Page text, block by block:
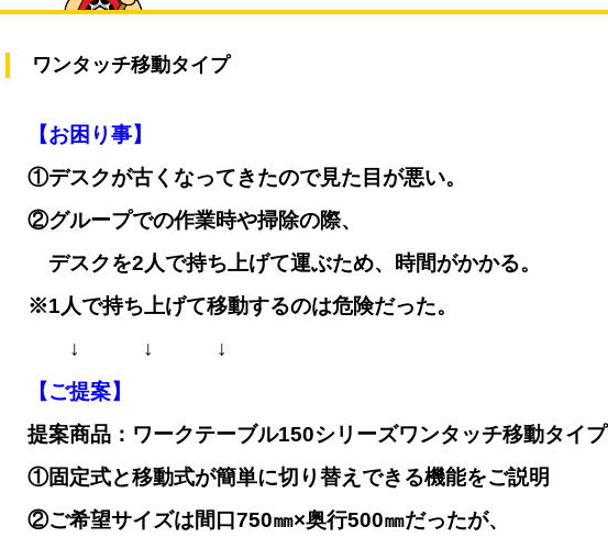
ワンタッチ移動タイプ
【お困り事】
①デスクが古くなってきたので見た目が悪い。
②グループでの作業時や掃除の際、
デスクを2人で持ち上げて運ぶため、時間がかかる。
※1人で持ち上げて移動するのは危険だった。
↓ ↓ ↓
【ご提案】
提案商品：ワークテーブル150シリーズワンタッチ移動タイプ
①固定式と移動式が簡単に切り替えできる機能をご説明
②ご希望サイズは間口750㎜×奥行500㎜だったが、